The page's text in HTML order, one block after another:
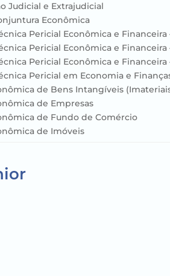
Judicial e Extrajudicial
Econômica
Pericial Econômica e Financeira
Pericial Econômica e Financeira
Pericial Econômica e Financeira
Pericial em Economia e
de Bens Intangíveis
de Empresas
de Fundo de Comércio
de Imóveis